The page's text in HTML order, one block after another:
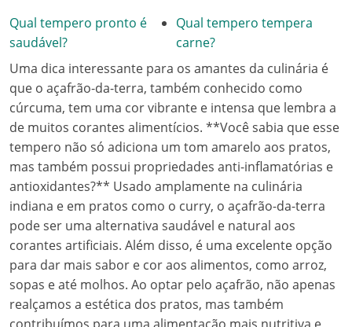
Qual tempero pronto é
saudável?
Qual tempero tempera
carne?
Uma dica interessante para os amantes da culinária é
que o açafrão-da-terra, também conhecido como
cúrcuma, tem uma cor vibrante e intensa que lembra a
de muitos corantes alimentícios. **Você sabia que esse
tempero não só adiciona um tom amarelo aos pratos,
mas também possui propriedades anti-inflamatórias e
antioxidantes?** Usado amplamente na culinária
indiana e em pratos como o curry, o açafrão-da-terra
pode ser uma alternativa saudável e natural aos
corantes artificiais. Além disso, é uma excelente opção
para dar mais sabor e cor aos alimentos, como arroz,
sopas e até molhos. Ao optar pelo açafrão, não apenas
realçamos a estética dos pratos, mas também